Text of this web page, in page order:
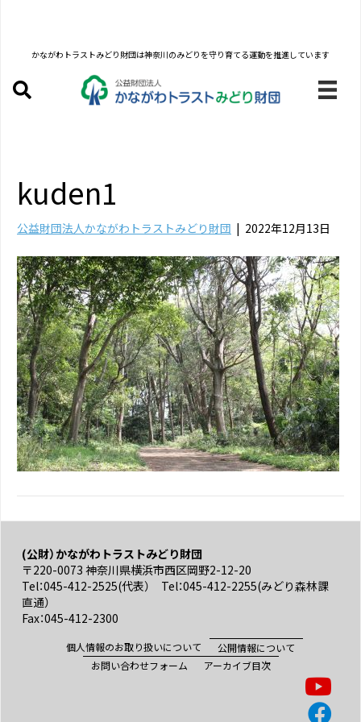
かながわトラストみどり財団は神奈川のみどりを守り育てる運動を推進しています
kuden1
公益財団法人かながわトラストみどり財団 | 2022年12月13日
(公財）かながわトラストみどり財団
〒220-0073 神奈川県横浜市西区岡野2-12-20
Tel：045-412-2525(代表） Tel：045-412-2255(みどり森林課
直通）
Fax：045-412-2300
個人情報のお取り扱いについて
公開情報について
お問い合わせフォーム
アーカイブ目次